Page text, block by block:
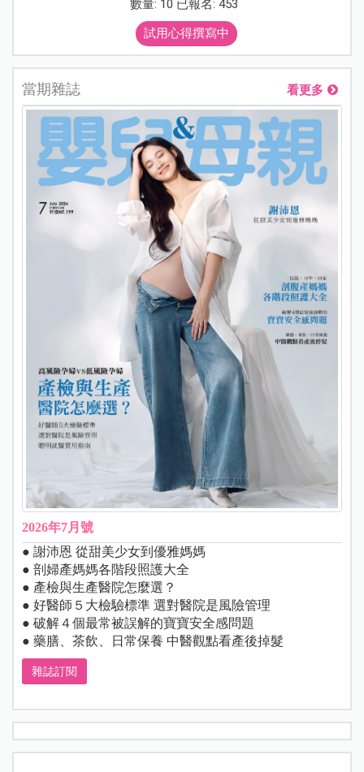
數量: 10 已報名: 453
試用心得撰寫中
當期雜誌 看更多
2026年7月號
● 謝沛恩 從甜美少女到優雅媽媽
● 剖婦產媽媽各階段照護大全
● 產檢與生產醫院怎麼選？
● 好醫師５大檢驗標準 選對醫院是風險管理
● 破解４個最常被誤解的寶寶安全感問題
● 藥膳、茶飲、日常保養 中醫觀點看產後掉髮
雜誌訂閱